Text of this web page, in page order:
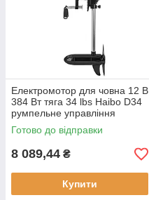
Електромотор для човна 12 В
384 Вт тяга 34 lbs Haibo D34
румпельне управління
максимальні оберти 1800 об/
хв
Готово до відправки
8 089,44 ₴
Купити